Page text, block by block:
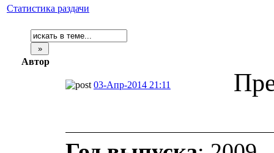
Статистика раздачи
Автор
03-Апр-2014 21:11